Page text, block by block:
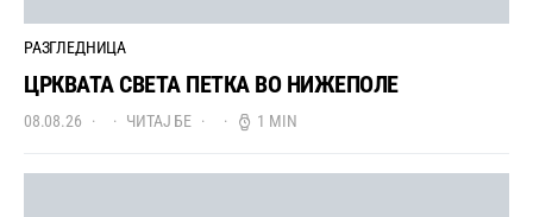
РАЗГЛЕДНИЦА
ЦРКВАТА СВЕТА ПЕТКА ВО НИЖЕПОЛЕ
08.08.26 ЧИТАЈ БЕ 1 MIN